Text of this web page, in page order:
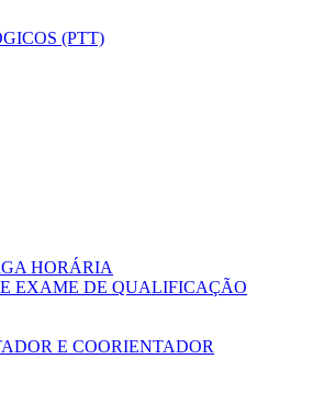
(PTT)
HORÁRIA
EXAME DE QUALIFICAÇÃO
E COORIENTADOR